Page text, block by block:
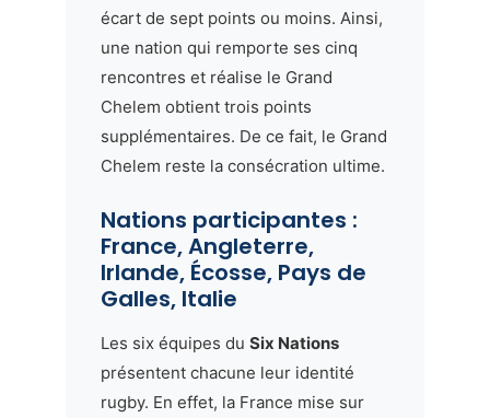
écart de sept points ou moins. Ainsi,
une nation qui remporte ses cinq
rencontres et réalise le Grand
Chelem obtient trois points
supplémentaires. De ce fait, le Grand
Chelem reste la consécration ultime.
Nations participantes :
France, Angleterre,
Irlande, Écosse, Pays de
Galles, Italie
Les six équipes du Six Nations
présentent chacune leur identité
rugby. En effet, la France mise sur